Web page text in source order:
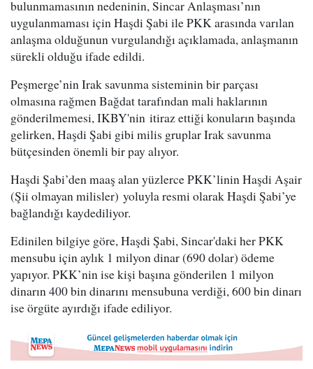
bulunmamasının nedeninin, Sincar Anlaşması’nın
uygulanmaması için Haşdi Şabi ile PKK arasında varılan
anlaşma olduğunun vurgulandığı açıklamada, anlaşmanın
sürekli olduğu ifade edildi.
Peşmerge’nin Irak savunma sisteminin bir parçası
olmasına rağmen Bağdat tarafından mali haklarının
gönderilmemesi, IKBY'nin itiraz ettiği konuların başında
gelirken, Haşdi Şabi gibi milis gruplar Irak savunma
bütçesinden önemli bir pay alıyor.
Haşdi Şabi’den maaş alan yüzlerce PKK’linin Haşdi Aşair
(Şii olmayan milisler) yoluyla resmi olarak Haşdi Şabi’ye
bağlandığı kaydediliyor.
Edinilen bilgiye göre, Haşdi Şabi, Sincar'daki her PKK
mensubu için aylık 1 milyon dinar (690 dolar) ödeme
yapıyor. PKK’nin ise kişi başına gönderilen 1 milyon
dinarın 400 bin dinarını mensubuna verdiği, 600 bin dinarı
ise örgüte ayırdığı ifade ediliyor.